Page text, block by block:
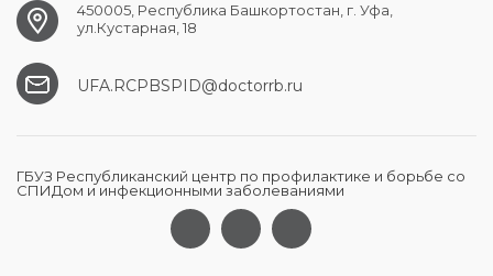
450005, Республика Башкортостан, г. Уфа,
ул.Кустарная, 18
UFA.RCPBSPID@doctorrb.ru
ГБУЗ Республиканский центр по профилактике и борьбе со
СПИДом и инфекционными заболеваниями